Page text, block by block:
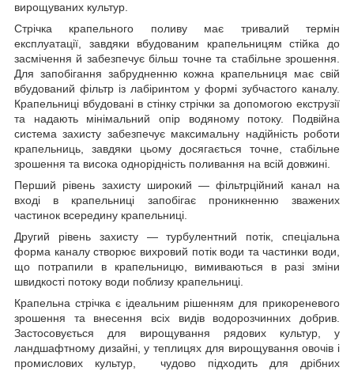
вирощуваних культур.
Стрічка крапельного поливу має тривалий термін
експлуатації, завдяки вбудованим крапельницям стійка до
засмічення й забезпечує більш точне та стабільне зрошення.
Для запобігання забрудненню кожна крапельниця має свій
вбудований фільтр із лабіринтом у формі зубчастого каналу.
Крапельниці вбудовані в стінку стрічки за допомогою екструзії
та надають мінімальний опір водяному потоку. Подвійна
система захисту забезпечує максимальну надійність роботи
крапельниць, завдяки цьому досягається точне, стабільне
зрошення та висока однорідність поливання на всій довжині.
Перший рівень захисту широкий — фільтрційний канал на
вході в крапельниці запобігає проникненню зважених
частинок всередину крапельниці.
Другий рівень захисту — турбулентний потік, спеціальна
форма каналу створює вихровий потік води та частинки води,
що потрапили в крапельницю, вимиваються в разі зміни
швидкості потоку води поблизу крапельниці.
Крапельна стрічка є ідеальним рішенням для прикореневого
зрошення та внесення всіх видів водорозчинних добрив.
Застосовується для вирощування рядових культур, у
ландшафтному дизайні, у теплицях для вирощування овочів і
промислових культур, чудово підходить для дрібних